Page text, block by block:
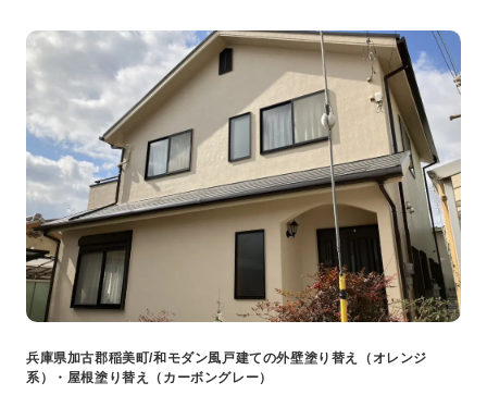
兵庫県加古郡稲美町/和モダン風戸建ての外壁塗り替え（オレンジ
系）・屋根塗り替え（カーボングレー）